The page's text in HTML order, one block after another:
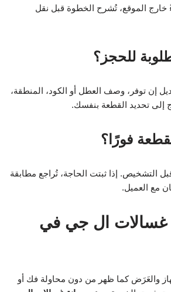
خارج الموقع، تُشرح الخطوة قبل نقل
للحجز؟
إن توفر، وصف العطل أو الكود، المنطقة،
إلى تحديد القطعة بنفسك.
فورًا؟
قبل التشخيص. إذا ثبتت الحاجة، تُراجع مطابقة
مع العميل.
غسالات ال جي في
والعَرَض كما ظهر من دون محاولة فك أو